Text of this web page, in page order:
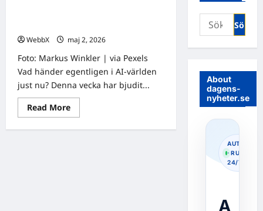
WebbX
maj 2, 2026
Foto: Markus Winkler | via Pexels
Vad händer egentligen i AI-världen
just nu? Denna vecka har bjudit...
Read MoreRead
more
Senaste
Sök
efter:
About
dagens-
nyheter.se
· RUNNING
24/7
A